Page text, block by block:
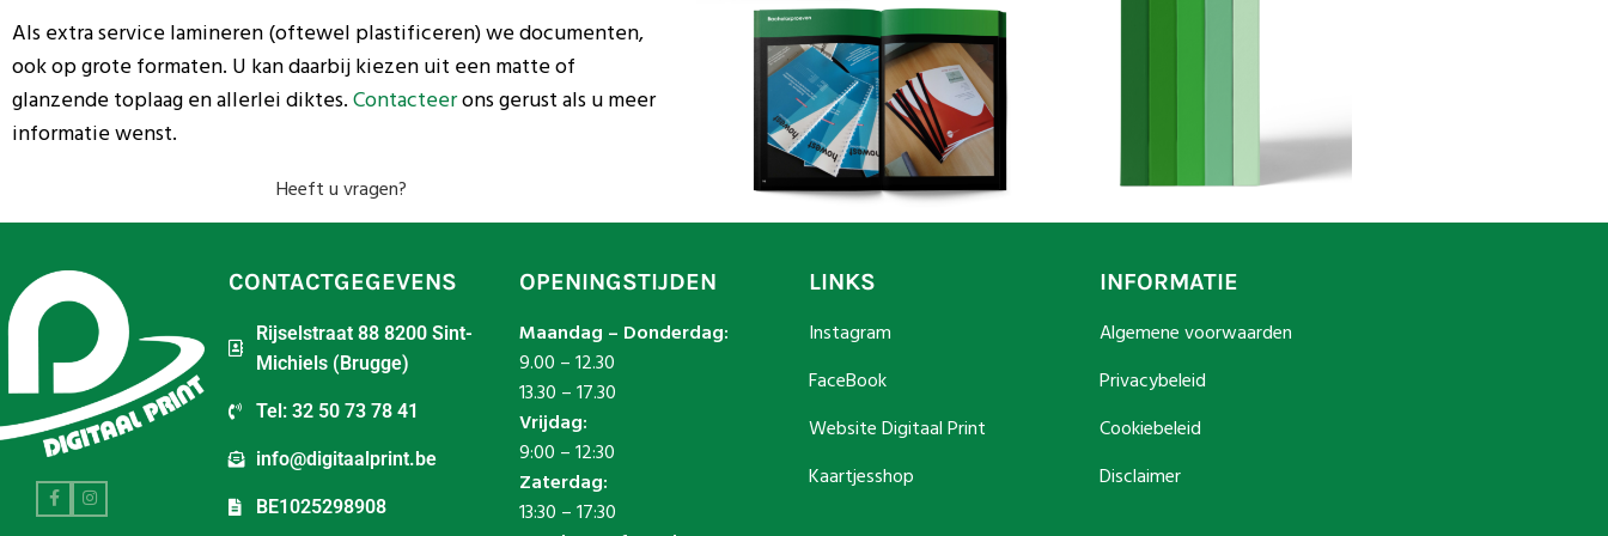
Als extra service lamineren (oftewel plastificeren) we documenten,
ook op grote formaten. U kan daarbij kiezen uit een matte of
glanzende toplaag en allerlei diktes.Contacteerons gerust als u meer
informatie wenst.
Heeft u vragen?
CONTACTGEGEVENS
Rijselstraat 88 8200 Sint-
Michiels (Brugge)
Tel: 32 50 73 78 41
info@digitaalprint.be
BE1025298908
OPENINGSTIJDEN
Maandag – Donderdag:
9.00 – 12.30
13.30 – 17.30
Vrijdag:
9:00 – 12:30
Zaterdag:
13:30 – 17:30
LINKS
Instagram
FaceBook
Website Digitaal Print
Kaartjesshop
INFORMATIE
Algemene voorwaarden
Privacybeleid
Cookiebeleid
Disclaimer